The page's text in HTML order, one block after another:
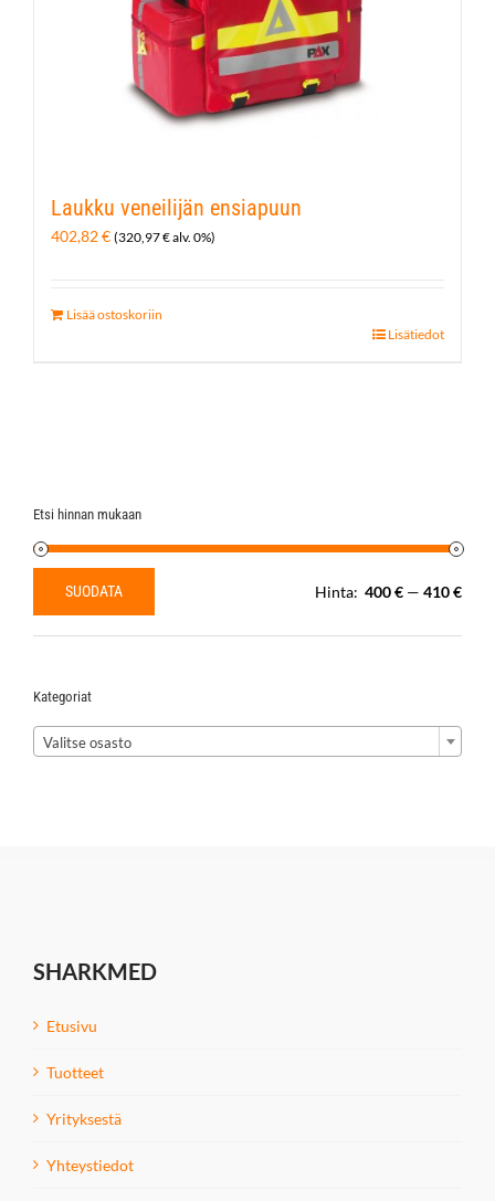
Laukku veneilijän ensiapuun
402,82€ (320,97€alv. 0%)
Lisää ostoskoriin
Lisätiedot
Etsi hinnan mukaan
Minimihinta
Maksimihinta
SUODATA Hinta: 400 € — 410 €
Kategoriat
Valitse osasto
SHARKMED
Etusivu
Tuotteet
Yrityksestä
Yhteystiedot